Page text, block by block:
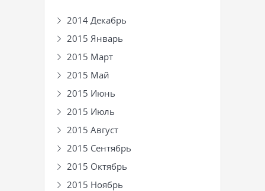
2014 Декабрь
2015 Январь
2015 Март
2015 Май
2015 Июнь
2015 Июль
2015 Август
2015 Сентябрь
2015 Октябрь
2015 Ноябрь